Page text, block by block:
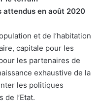
attendus en août 2020
et de l’habitation
capitale pour les
les partenaires de
exhaustive de la
les politiques
l’Etat.